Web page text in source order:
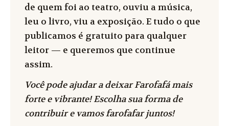
de quem foi ao teatro, ouviu a música,
leu o livro, viu a exposição. E tudo o que
publicamos é gratuito para qualquer
leitor — e queremos que continue
assim.
Você pode ajudar a deixar Farofafá mais
forte e vibrante! Escolha sua forma de
contribuir e vamos farofafar juntos!